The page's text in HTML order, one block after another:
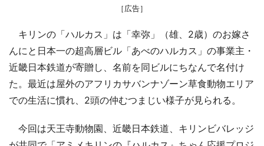
［広告］
キリンの「ハルカス」は「幸弥」（雄、2歳）のお嫁さ
んにと日本一の超高層ビル「あべのハルカス」の事業主・
近畿日本鉄道が寄贈し、名前を同ビルにちなんで名付け
た。最近は屋外のアフリカサバンナゾーン草食動物エリア
での生活に慣れ、2頭の仲むつまじい様子が見られる。
今回は天王寺動物園、近畿日本鉄道、キリンビバレッジ